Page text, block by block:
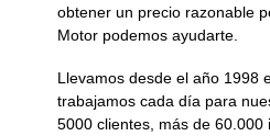
obtener un precio razonable
Motor podemos ayudarte.
Llevamos desde el año 1998
trabajamos cada día para
5000 clientes, más de 60.000